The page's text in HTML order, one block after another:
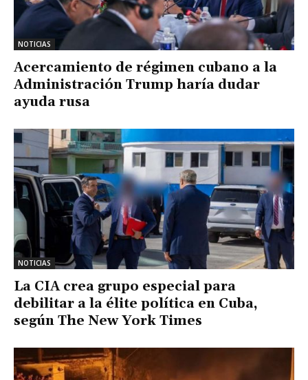
NOTICIAS
Acercamiento de régimen cubano a la
Administración Trump haría dudar
ayuda rusa
NOTICIAS
La CIA crea grupo especial para
debilitar a la élite política en Cuba,
según The New York Times